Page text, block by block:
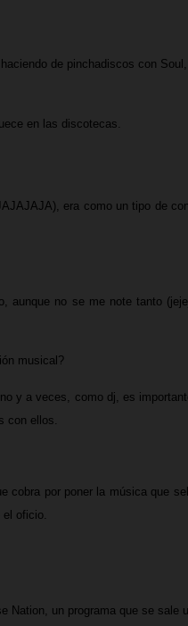
de pinchadiscos con
en las discotecas.
era como un tipo de
no se me note tanto
musical?
y a veces, como dj, es
con ellos.
cobra por poner la música que
el oficio.
un programa que se sale